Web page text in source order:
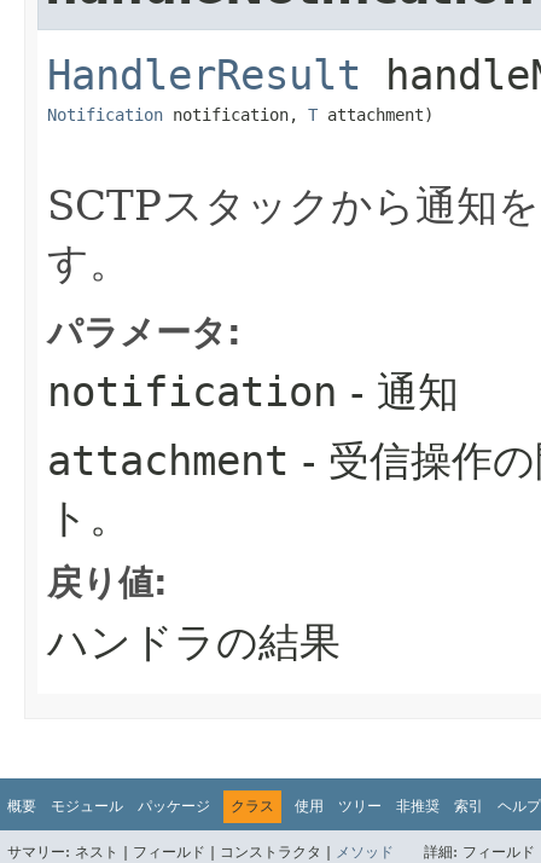
HandlerResult
Notification notification, T attachment)
SCTPスタックから通知
す。
パラメータ:
notification - 通知
attachment - 受信操作
ト。
戻り値:
ハンドラの結果
概要 モジュール パッケージ クラス 使用 ツリー 非推奨 索引 ヘルプ
サマリー: ネスト | フィールド | コンストラクタ | メソッド 詳細: フィール